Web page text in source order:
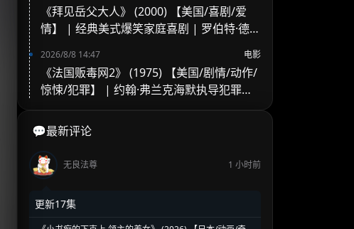
《拜见岳父大人》 (2000) 【美国/喜剧/爱
情】 | 经典美式爆笑家庭喜剧 | 罗伯特·德尼
2026/8/8 14:47 电影
《法国贩毒网2》 (1975) 【美国/剧情/动作/
惊悚/犯罪】 | 约翰·弗兰克海默执导犯罪续
💬最新评论
无良法尊 1 小时前
更新17集